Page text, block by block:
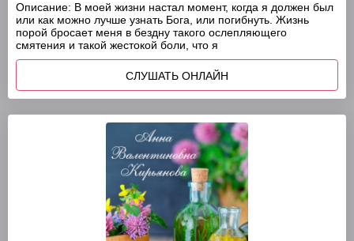
Описание: В моей жизни настал момент, когда я должен был
или как можно лучше узнать Бога, или погибнуть. Жизнь
порой бросает меня в бездну такого ослепляющего
смятения и такой жестокой боли, что я
СЛУШАТЬ ОНЛАЙН